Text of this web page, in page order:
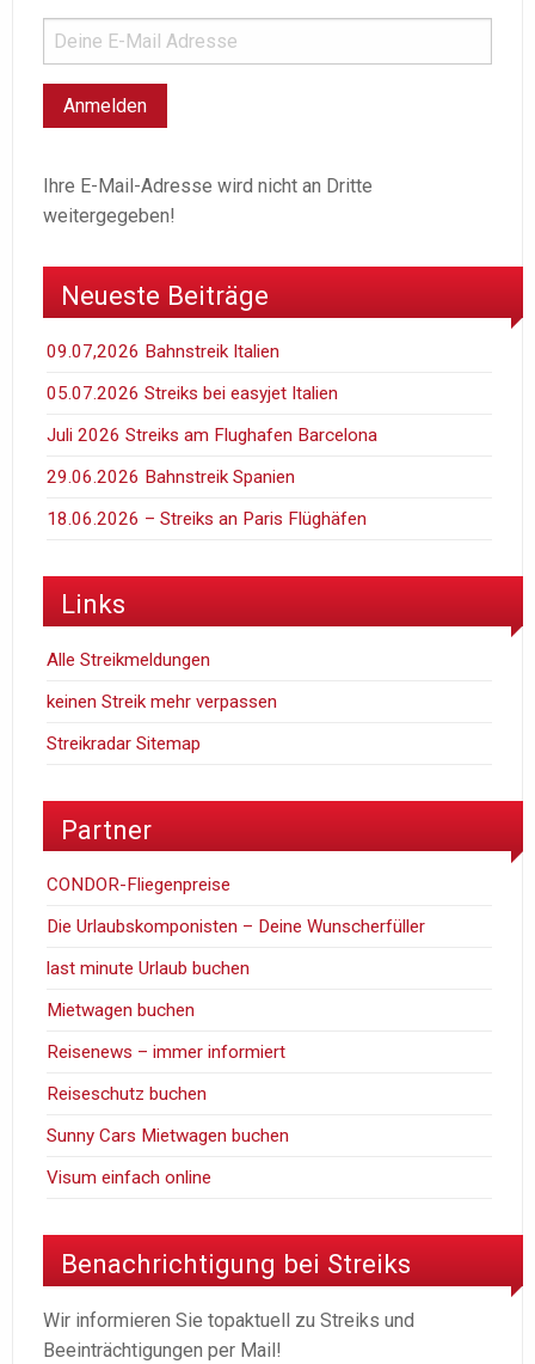
Ihre E-Mail-Adresse wird nicht an Dritte
weitergegeben!
Neueste Beiträge
09.07,2026 Bahnstreik Italien
05.07.2026 Streiks bei easyjet Italien
Juli 2026 Streiks am Flughafen Barcelona
29.06.2026 Bahnstreik Spanien
18.06.2026 – Streiks an Paris Flüghäfen
Links
Alle Streikmeldungen
keinen Streik mehr verpassen
Streikradar Sitemap
Partner
CONDOR-Fliegenpreise
Die Urlaubskomponisten – Deine Wunscherfüller
last minute Urlaub buchen
Mietwagen buchen
Reisenews – immer informiert
Reiseschutz buchen
Sunny Cars Mietwagen buchen
Visum einfach online
Benachrichtigung bei Streiks
Wir informieren Sie topaktuell zu Streiks und
Beeinträchtigungen per Mail!